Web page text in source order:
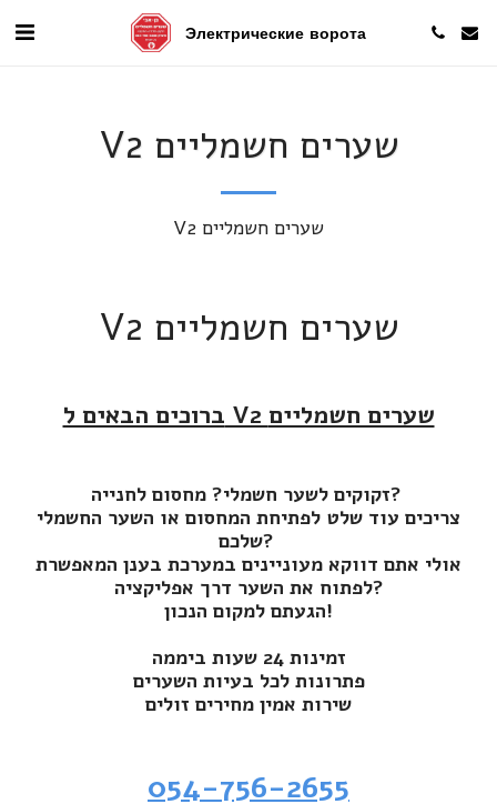
Электрические ворота
V2 שערים חשמליים
V2 שערים חשמליים
V2 שערים חשמליים
ברוכים הבאים ל V2 שערים חשמליים
זקוקים לשער חשמלי? מחסום לחנייה?
צריכים עוד שלט לפתיחת המחסום או השער החשמלי
שלכם?
אולי אתם דווקא מעוניינים במערכת בענן המאפשרת
לפתוח את השער דרך אפליקציה?
הגעתם למקום הנכון!
זמינות 24 שעות ביממה
פתרונות לכל בעיות השערים
שירות אמין מחירים זולים
054-756-2655